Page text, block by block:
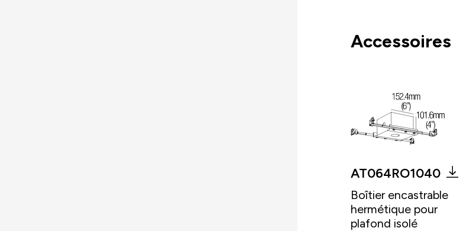
Accessoires
AT064RO1040
Boîtier encastrable
hermétique pour
plafond isolé